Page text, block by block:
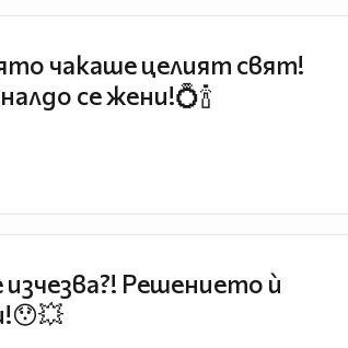
чакаше целият свят!
се жени!💍🍾
Решението ѝ